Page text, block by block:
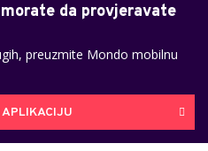
da provjeravate
preuzmite Mondo mobilnu
APLIKACIJU